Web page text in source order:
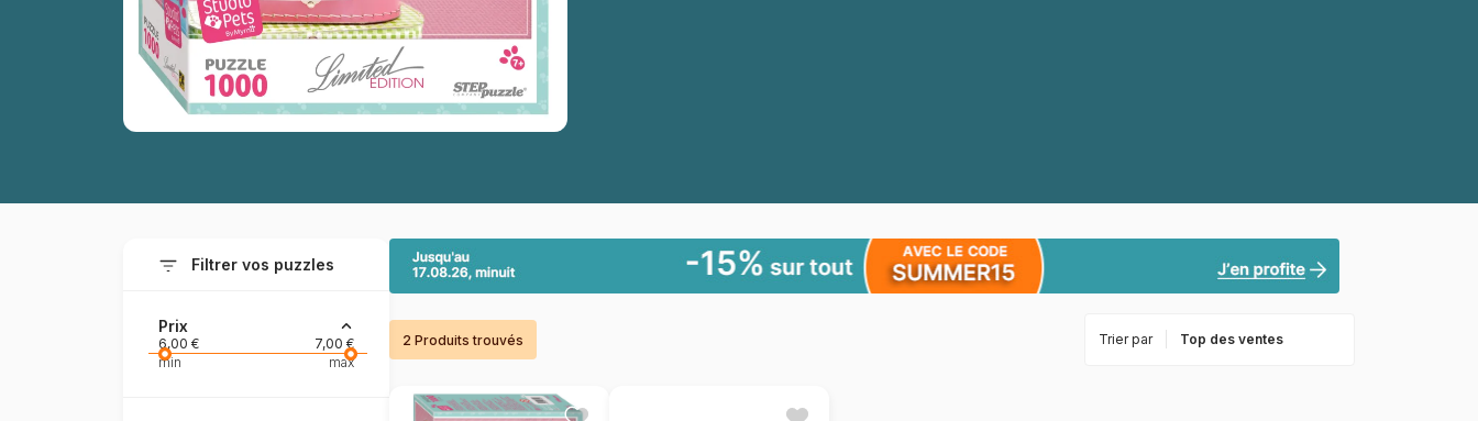
2 Produits trouvés Trier par
Filtrer vos puzzles
Prix
6,00 €
7,00 €
min
max